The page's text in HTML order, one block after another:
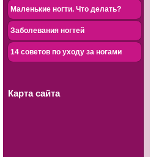
Маленькие ногти. Что делать?
Заболевания ногтей
14 советов по уходу за ногами
Карта сайта